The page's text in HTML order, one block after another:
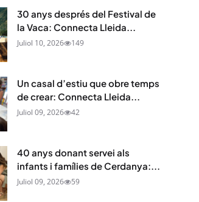
30 anys després del Festival de
la Vaca: Connecta Lleida...
Juliol 10, 2026 149
Un casal d’estiu que obre temps
de crear: Connecta Lleida...
Juliol 09, 2026 42
40 anys donant servei als
infants i famílies de Cerdanya:...
Juliol 09, 2026 59